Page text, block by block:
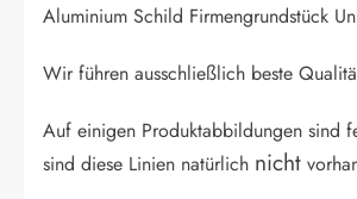
Aluminium Schild Firmengrundstück
Wir führen ausschließlich beste
Auf einigen Produktabbildungen sind
sind diese Linien natürlich nicht